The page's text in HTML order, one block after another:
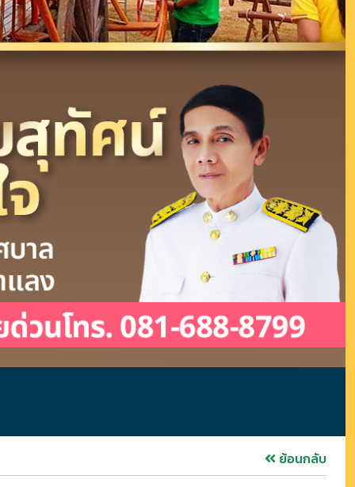
ย้อนกลับ